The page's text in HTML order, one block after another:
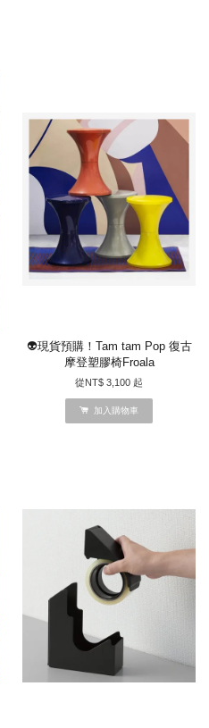
👽現貨預購！Tam tam Pop 復古
摩登塑膠椅Froala
從NT$ 3,100 起
加入購物車